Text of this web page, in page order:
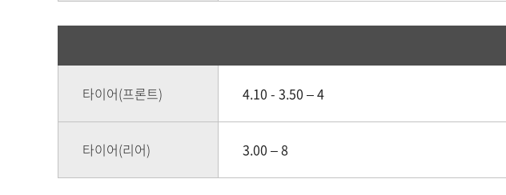
타이어(프론트) 4.10 - 3.50 – 4
타이어(리어) 3.00 – 8